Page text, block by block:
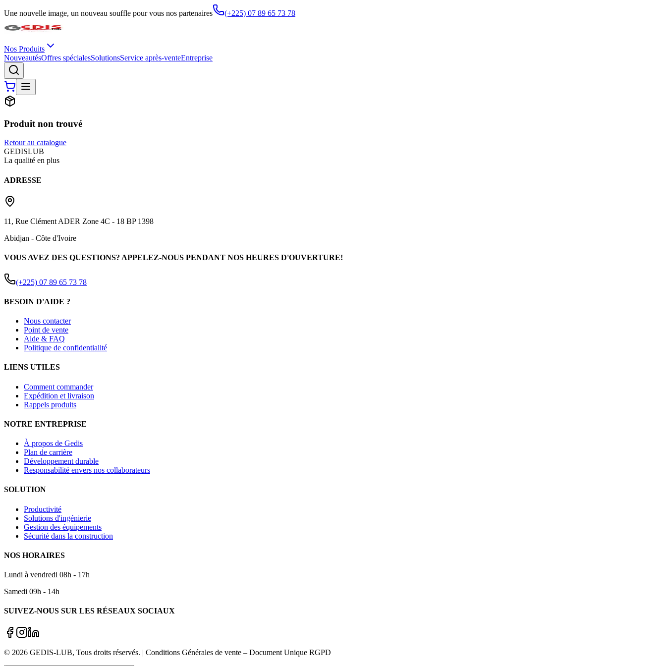
Une nouvelle image, un nouveau souffle pour vous nos partenaires (+225) 07 89 65 73 78
Nos Produits
NouveautésOffres spécialesSolutionsService après-venteEntreprise
Produit non trouvé
Retour au catalogue
GEDISLUB
La qualité en plus
ADRESSE
11, Rue Clément ADER Zone 4C - 18 BP 1398
Abidjan - Côte d'Ivoire
VOUS AVEZ DES QUESTIONS? APPELEZ-NOUS PENDANT NOS HEURES D'OUVERTURE!
(+225) 07 89 65 73 78
BESOIN D'AIDE ?
Nous contacter
Point de vente
Aide & FAQ
Politique de confidentialité
LIENS UTILES
Comment commander
Expédition et livraison
Rappels produits
NOTRE ENTREPRISE
À propos de Gedis
Plan de carrière
Développement durable
Responsabilité envers nos collaborateurs
SOLUTION
Productivité
Solutions d'ingénierie
Gestion des équipements
Sécurité dans la construction
NOS HORAIRES
Lundi à vendredi 08h - 17h
Samedi 09h - 14h
SUIVEZ-NOUS SUR LES RÉSEAUX SOCIAUX
© 2026 GEDIS-LUB, Tous droits réservés. | Conditions Générales de vente – Document Unique RGPD